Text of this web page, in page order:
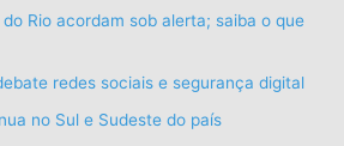
Rio acordam sob alerta; saiba o que
redes sociais e segurança digital
no Sul e Sudeste do país